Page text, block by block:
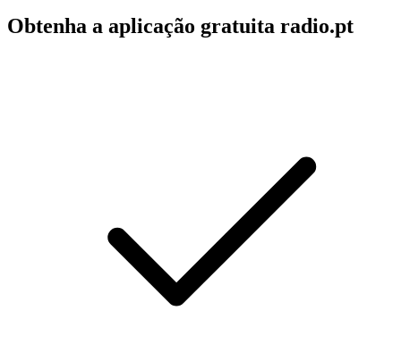
Obtenha a aplicação gratuita radio.pt